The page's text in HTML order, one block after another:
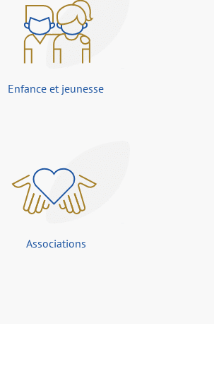
Enfance et jeunesse
Associations